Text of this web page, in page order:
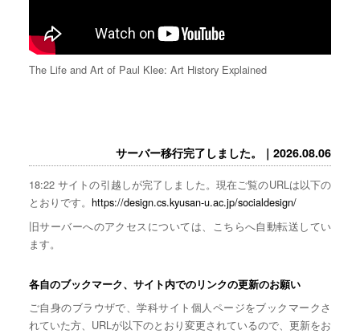
The Life and Art of Paul Klee: Art History Explained
サーバー移行完了しました。｜2026.08.06
18:22 サイトの引越しが完了しました。現在ご覧のURLは以下の
とおりです。 https://design.cs.kyusan-u.ac.jp/socialdesign/
旧サーバーへのアクセスについては、こちらへ自動転送してい
ます。
各自のブックマーク、サイト内でのリンクの更新のお願い
ご自身のブラウザで、学科サイト個人ページをブックマークさ
れていた方、URLが以下のとおり変更されているので、更新をお